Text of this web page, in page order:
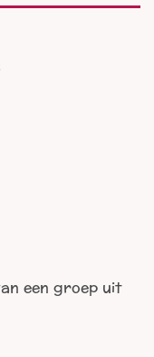
een groep uit